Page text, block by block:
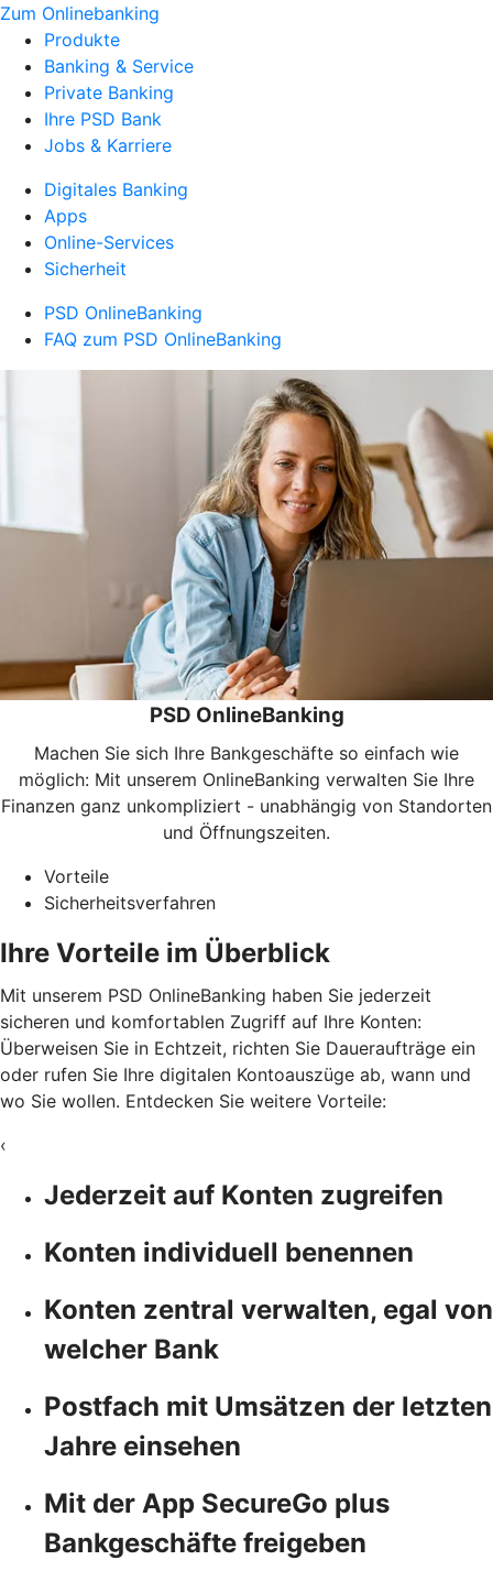
Zum Onlinebanking
Produkte
Banking & Service
Private Banking
Ihre PSD Bank
Jobs & Karriere
Digitales Banking
Apps
Online-Services
Sicherheit
PSD OnlineBanking
FAQ zum PSD OnlineBanking
PSD OnlineBanking
Machen Sie sich Ihre Bankgeschäfte so einfach wie
möglich: Mit unserem OnlineBanking verwalten Sie Ihre
Finanzen ganz unkompliziert - unabhängig von Standorten
und Öffnungszeiten.
Vorteile
Sicherheitsverfahren
Ihre Vorteile im Überblick
Mit unserem PSD OnlineBanking haben Sie jederzeit
sicheren und komfortablen Zugriff auf Ihre Konten:
Überweisen Sie in Echtzeit, richten Sie Daueraufträge ein
oder rufen Sie Ihre digitalen Kontoauszüge ab, wann und
wo Sie wollen. Entdecken Sie weitere Vorteile:
‹
Jederzeit auf Konten zugreifen
Konten individuell benennen
Konten zentral verwalten, egal von
welcher Bank
Postfach mit Umsätzen der letzten
Jahre einsehen
Mit der App SecureGo plus
Bankgeschäfte freigeben